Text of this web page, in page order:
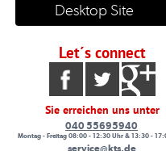
Desktop Site
Let´s connect
Sie erreichen uns unter
040 55695940
Montag - Freitag 08:00 - 12:30 Uhr & 13:30 -
service@kts.de